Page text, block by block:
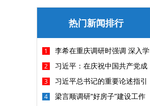
热门新闻排行
1
李希在重庆调研时强调 深入学
习贯彻习近平党建思想 以更高标准
更实举措做好纪检监察各项工作
2
习近平：在庆祝中国共产党成
立105周年大会上的讲话
3
习近平总书记的重要论述指引
基础教育改革发展开创新局面
4
梁言顺调研“好房子”建设工作